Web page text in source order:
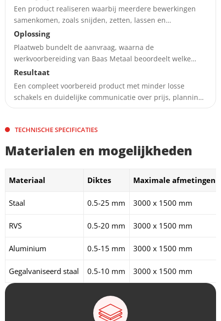
Een product realiseren waarbij meerdere bewerkingen
samenkomen, zoals snijden, zetten, lassen en
nabewerken.
Oplossing
Plaatweb bundelt de aanvraag, waarna de
werkvoorbereiding van Baas Metaal beoordeelt welke
bewerkingen nodig zijn.
Resultaat
Een compleet voorbereid product met minder losse
schakels en duidelijke communicatie over prijs, planning
en uitvoering.
TECHNISCHE SPECIFICATIES
Materialen en mogelijkheden
Materiaal Diktes Maximale afmetingen
Staal 0.5-25 mm 3000 x 1500 mm
RVS 0.5-20 mm 3000 x 1500 mm
Aluminium 0.5-15 mm 3000 x 1500 mm
Gegalvaniseerd staal 0.5-10 mm 3000 x 1500 mm